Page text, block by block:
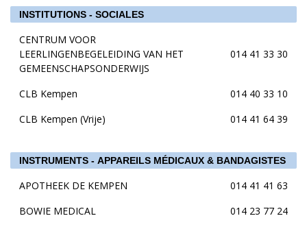
INSTITUTIONS - SOCIALES
CENTRUM VOOR
LEERLINGENBEGELEIDING VAN HET
GEMEENSCHAPSONDERWIJS
014 41 33 30
CLB Kempen
014 40 33 10
CLB Kempen (Vrije)
014 41 64 39
INSTRUMENTS - APPAREILS MÉDICAUX & BANDAGISTES
APOTHEEK DE KEMPEN
014 41 41 63
BOWIE MEDICAL
014 23 77 24